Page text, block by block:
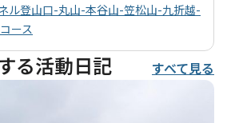
ル登山口-丸山-本谷山-笠松山-九折越-
ース
る活動日記 すべて見る